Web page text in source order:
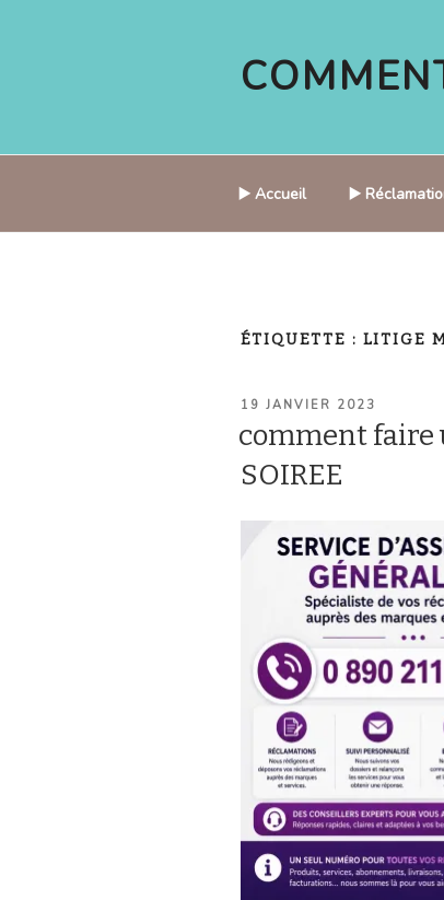
▶️ Accueil ▶️
ÉTIQUETTE : LITIGE
PUBLIÉ
19 JANVIER 2023
comment faire
SOIREE